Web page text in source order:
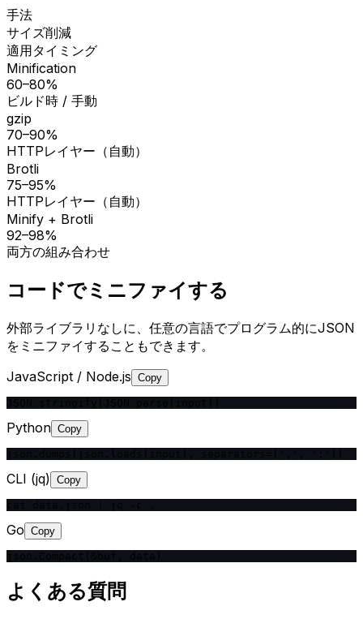
手法
サイズ削減
適用タイミング
Minification
60–80%
ビルド時 / 手動
gzip
70–90%
HTTPレイヤー（自動）
Brotli
75–95%
HTTPレイヤー（自動）
Minify + Brotli
92–98%
両方の組み合わせ
コードでミニファイする
外部ライブラリなしに、任意の言語でプログラム的にJSON
をミニファイすることもできます。
JavaScript / Node.js Copy
Python Copy
CLI (jq) Copy
Go Copy
よくある質問